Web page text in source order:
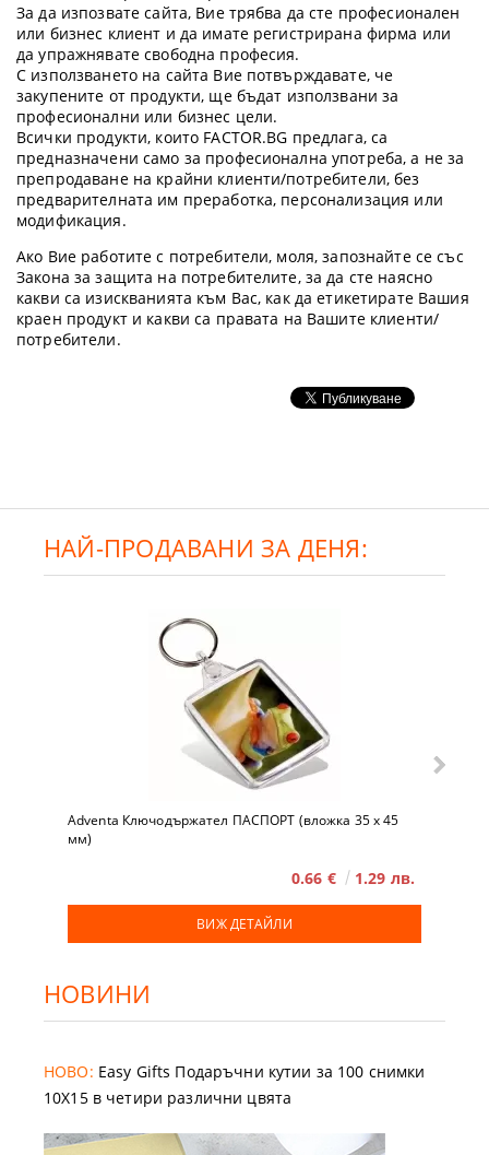
За да изпозвате сайта, Вие трябва да сте професионален
или бизнес клиент и да имате регистрирана фирма или
да упражнявате свободна професия.
С използването на сайта Вие потвърждавате, че
закупените от продукти, ще бъдат използвани за
професионални или бизнес цели.
Всички продукти, които FACTOR.BG предлага, са
предназначени само за професионална употреба, а не за
препродаване на крайни клиенти/потребители, без
предварителната им преработка, персонализация или
модификация.
Ако Вие работите с потребители, моля, запознайте се със
Закона за защита на потребителите, за да сте наясно
какви са изискванията към Вас, как да етикетирате Вашия
краен продукт и какви са правата на Вашите клиенти/
потребители.
НАЙ-ПРОДАВАНИ ЗА ДЕНЯ:
Adventa Ключодържател ПАСПОРТ (вложка 35 x 45
мм)
0.66 € 1.29 лв.
ВИЖ ДЕТАЙЛИ
НОВИНИ
НОВО: Easy Gifts Подаръчни кутии за 100 снимки
10X15 в четири различни цвята